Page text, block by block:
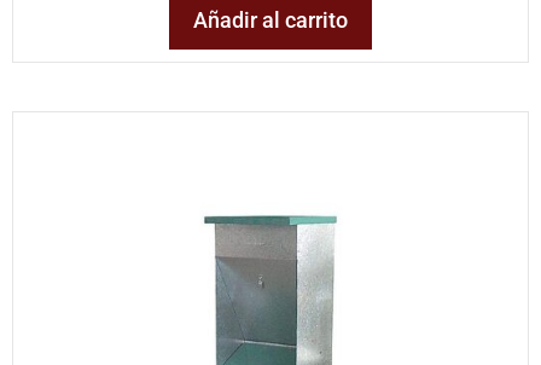
Añadir al carrito